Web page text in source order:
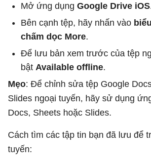
Mở ứng dụng Google Drive iOS
Bên cạnh tệp, hãy nhấn vào
chấm dọc More.
Để lưu bản xem trước của tệp
bật Available offline.
Mẹo: Để chỉnh sửa tệp Google
Slides ngoại tuyến, hãy sử dụng
Docs, Sheets hoặc Slides.
Cách tìm các tập tin bạn đã lưu để
tuyến: